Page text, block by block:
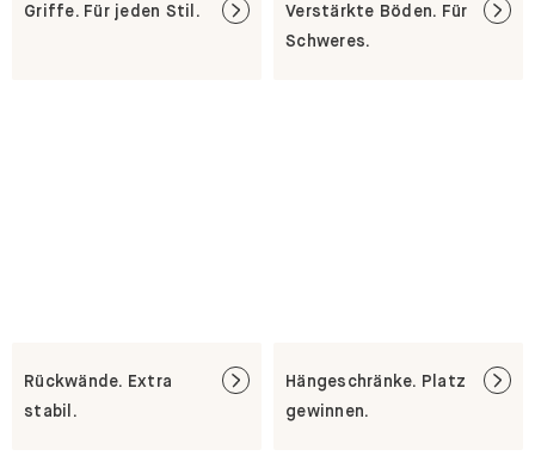
Griffe. Für jeden Stil.
Verstärkte Böden. Für
Schweres.
Rückwände. Extra
stabil.
Hängeschränke. Platz
gewinnen.